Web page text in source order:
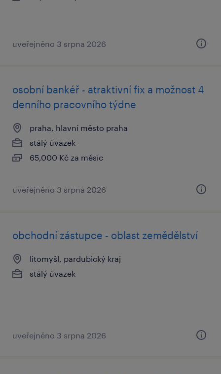
uveřejněno 3 srpna 2026
osobní bankéř - atraktivní fix a možnost 4
denního pracovního týdne
praha, hlavní město praha
stálý úvazek
65,000 Kč za měsíc
uveřejněno 3 srpna 2026
obchodní zástupce - oblast zemědělství
litomyšl, pardubický kraj
stálý úvazek
uveřejněno 3 srpna 2026